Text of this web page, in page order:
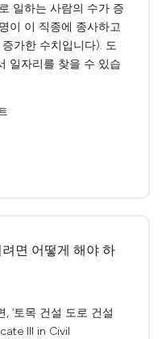
일하는 사람의 수가 증
이 이 직종에 종사하고
가한 수치입니다). 도
일자리를 찾을 수 있습
면 어떻게 해야 하
‘토목 건설 도로 건설
III in Civil